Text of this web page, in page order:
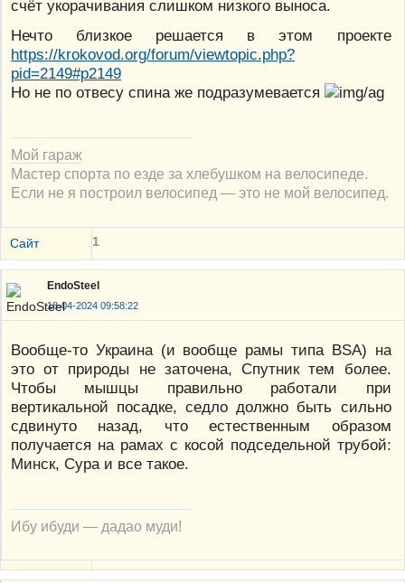
счёт укорачивания слишком низкого выноса.
Нечто близкое решается в этом проекте
https://krokovod.org/forum/viewtopic.php?
pid=2149#p2149
Но не по отвесу спина же подразумевается
Мой гараж
Мастер спорта по езде за хлебушком на велосипеде.
Если не я построил велосипед — это не мой велосипед.
Сайт 1
EndoSteel
18-04-2024 09:58:22
Вообще-то Украина (и вообще рамы типа BSA) на
это от природы не заточена, Спутник тем более.
Чтобы мышцы правильно работали при
вертикальной посадке, седло должно быть сильно
сдвинуто назад, что естественным образом
получается на рамах с косой подседельной трубой:
Минск, Сура и все такое.
Ибу ибуди — дадао муди!